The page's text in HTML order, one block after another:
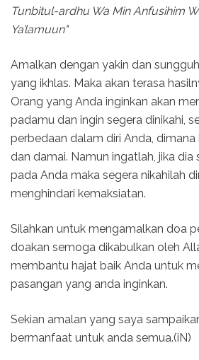
Tunbitul-ardhu Wa Min Anfusihim
Ya’lamuun"
Amalkan dengan yakin dan
yang ikhlas. Maka akan terasa
Orang yang Anda inginkan akan
padamu dan ingin segera dinikahi,
perbedaan dalam diri Anda,
dan damai. Namun ingatlah, jika dia
pada Anda maka segera nikahilah
menghindari kemaksiatan.
Silahkan untuk mengamalkan doa
doakan semoga dikabulkan oleh
membantu hajat baik Anda untuk
pasangan yang anda inginkan.
Sekian amalan yang saya
bermanfaat untuk anda semua.(iN)